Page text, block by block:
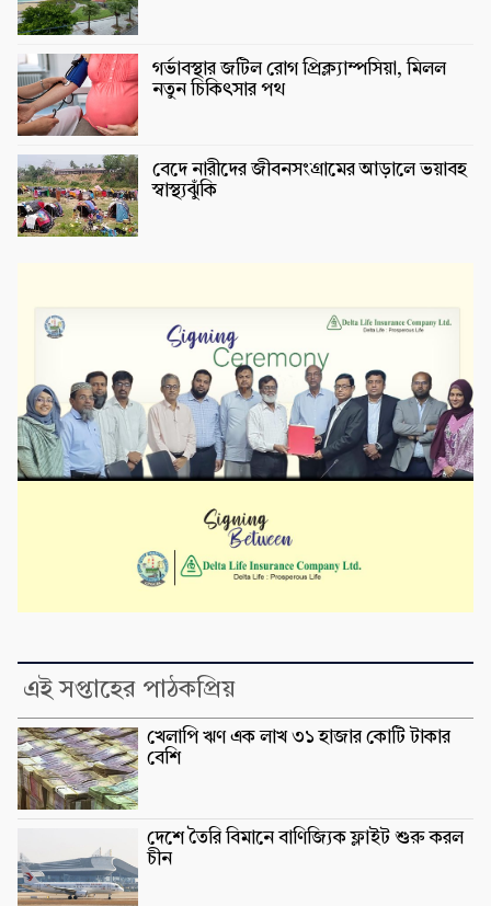
গর্ভাবস্থার জটিল রোগ প্রিক্ল্যাম্পসিয়া, মিলল
নতুন চিকিৎসার পথ
বেদে নারীদের জীবনসংগ্রামের আড়ালে ভয়াবহ
স্বাস্থ্যঝুঁকি
এই সপ্তাহের পাঠকপ্রিয়
খেলাপি ঋণ এক লাখ ৩১ হাজার কোটি টাকার
বেশি
দেশে তৈরি বিমানে বাণিজ্যিক ফ্লাইট শুরু করল
চীন